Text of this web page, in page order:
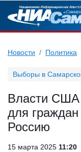
Новости Политика
Выборы в
Власти США
для
Россию
15 марта 2025 11:20